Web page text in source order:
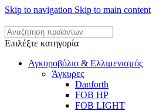
Skip to navigation Skip to main content
Επιλέξτε κατηγορία
Αγκυροβόλιο & Ελλιμενισμός
Άγκυρες
Danforth
FOB HP
FOB LIGHT